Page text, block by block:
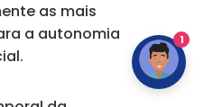
as mais
a autonomia
1